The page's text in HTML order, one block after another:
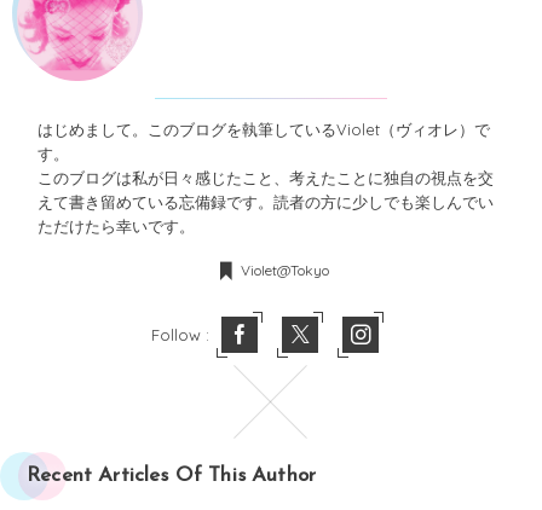
はじめまして。このブログを執筆しているViolet（ヴィオレ）で
す。
このブログは私が日々感じたこと、考えたことに独自の視点を交
えて書き留めている忘備録です。読者の方に少しでも楽しんでい
ただけたら幸いです。
Violet@Tokyo
Follow :
Recent Articles Of This Author